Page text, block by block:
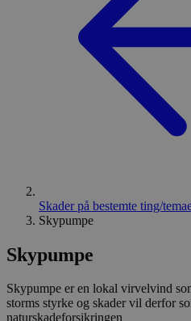
Skader på bestemte ting/
Skypumpe
Skypumpe
Skypumpe er en lokal virvelvind
storms styrke og skader vil derfor
naturskadeforsikringen